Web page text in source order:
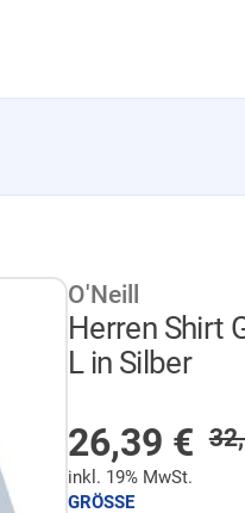
O'Neill
Herren Shirt
L in Silber
26,39 €
inkl. 19% MwSt.
GRÖSSE